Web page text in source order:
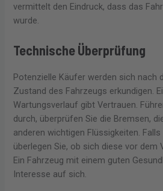
vermittelt den Eindruck, dass das
wurde.
Technische Überprüfung
Potenzielle Käufer werden sich nach
Zustand des Fahrzeugs erkundigen.
Wartungsverlauf gibt Vertrauen.
durch, überprüfen Sie die Bremsen,
anderen wichtigen Flüssigkeiten.
überlegen Sie, ob sich diese vor dem
Ein Fahrzeug mit einem guten
Interesse auf sich.